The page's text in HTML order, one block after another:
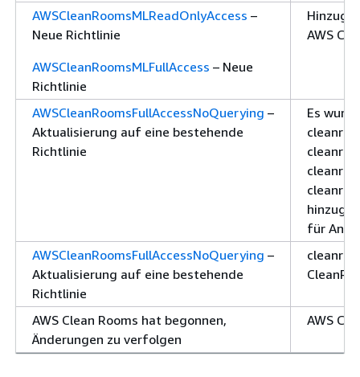
AWSCleanRoomsMLReadOnlyAccess –
Neue Richtlinie
AWSCleanRoomsMLFullAccess – Neue
Richtlinie
AWS
AWSCleanRoomsFullAccessNoQuerying –
Aktualisierung auf eine bestehende
Richtlinie
Es
für
AWSCleanRoomsFullAccessNoQuerying –
Aktualisierung auf eine bestehende
Richtlinie
AWS Clean Rooms hat begonnen,
Änderungen zu verfolgen
AWS